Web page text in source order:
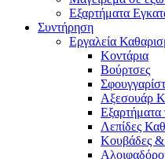
Εξαρτήματα
Συντήρηση
Εργαλεία
Κοντάρια
Βούρτσες
Αξεσουάρ
Εξαρτήματα
Λεπίδες
Κουβάδες